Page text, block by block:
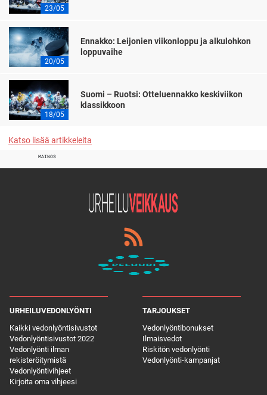
23/05
20/05
Ennakko: Leijonien viikonloppu ja alkulohkon
loppuvaihe
18/05
Suomi – Ruotsi: Otteluennakko keskiviikon
klassikkoon
Katso lisää artikkeleita
MAINOS
URHEILUVEDONLYÖNTI
Kaikki vedonlyöntisivustot
Vedonlyöntisivustot 2022
Vedonlyönti ilman
rekisteröitymistä
Vedonlyöntivihjeet
Kirjoita oma vihjeesi
TARJOUKSET
Vedonlyöntibonukset
Ilmaisvedot
Riskitön vedonlyönti
Vedonlyönti-kampanjat